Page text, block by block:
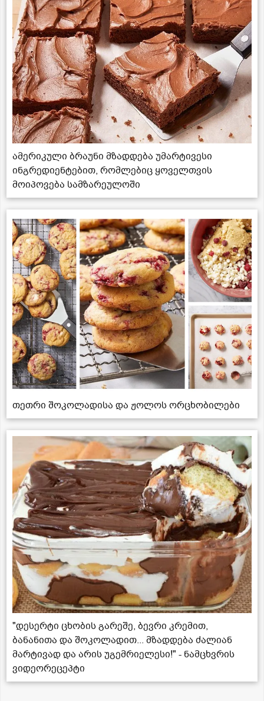
ამერიკული ბრაუნი მზადდება უმარტივესი
ინგრედიენტებით, რომლებიც ყოველთვის
მოიპოვება სამზარეულოში
თეთრი შოკოლადისა და ჟოლოს ორცხობილები
"დესერტი ცხობის გარეშე, ბევრი კრემით,
ბანანითა და შოკოლადით... მზადდება ძალიან
მარტივად და არის უგემრიელესი!" - ნამცხვრის
ვიდეორეცეპტი